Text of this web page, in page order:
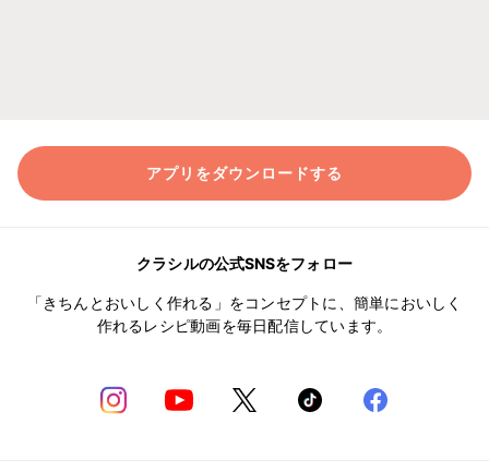
アプリをダウンロードする
クラシルの公式SNSをフォロー
「きちんとおいしく作れる」をコンセプトに、簡単においしく
作れるレシピ動画を毎日配信しています。